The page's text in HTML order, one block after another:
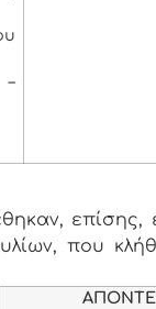
–
επίσης,
που